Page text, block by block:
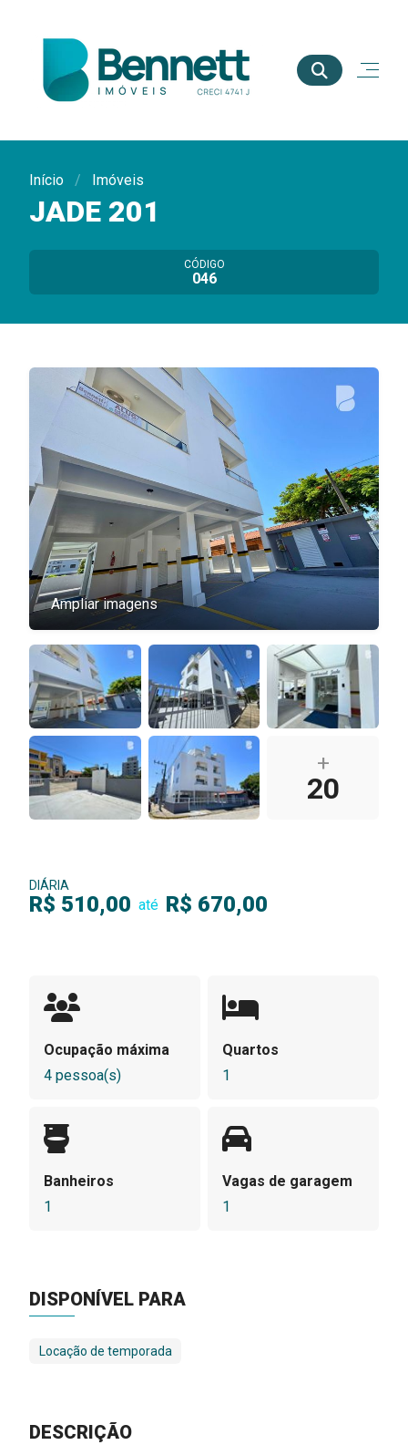
Início Imóveis
JADE 201
CÓDIGO
046
Ampliar imagens
+
20
DIÁRIA
R$ 510,00 até R$ 670,00
Ocupação máxima
4 pessoa(s)
Quartos
1
Banheiros
1
Vagas de garagem
1
DISPONÍVEL PARA
Locação de temporada
DESCRIÇÃO